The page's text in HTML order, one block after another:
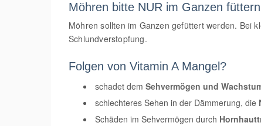
Möhren bitte NUR im Ganzen
Möhren sollten im Ganzen gefüttert werden. Bei
Schlundverstopfung.
Folgen von Vitamin A Mangel?
schadet dem Sehvermögen und
schlechteres Sehen in der Dämmerung, die
Schäden im Sehvermögen durch